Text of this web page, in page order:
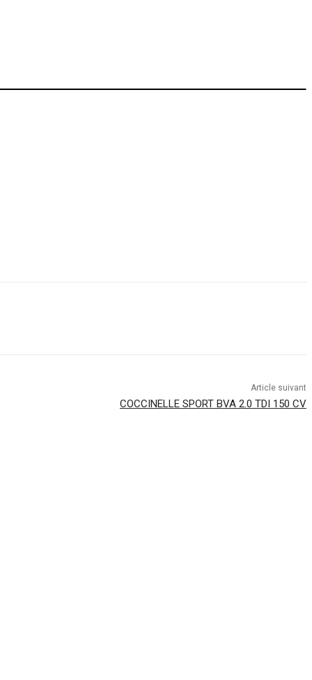
Article suivant
COCCINELLE SPORT BVA 2.0 TDI 150 CV